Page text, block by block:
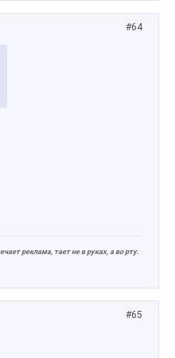
#64
реклама, тает не вруках, а во рту.
#65